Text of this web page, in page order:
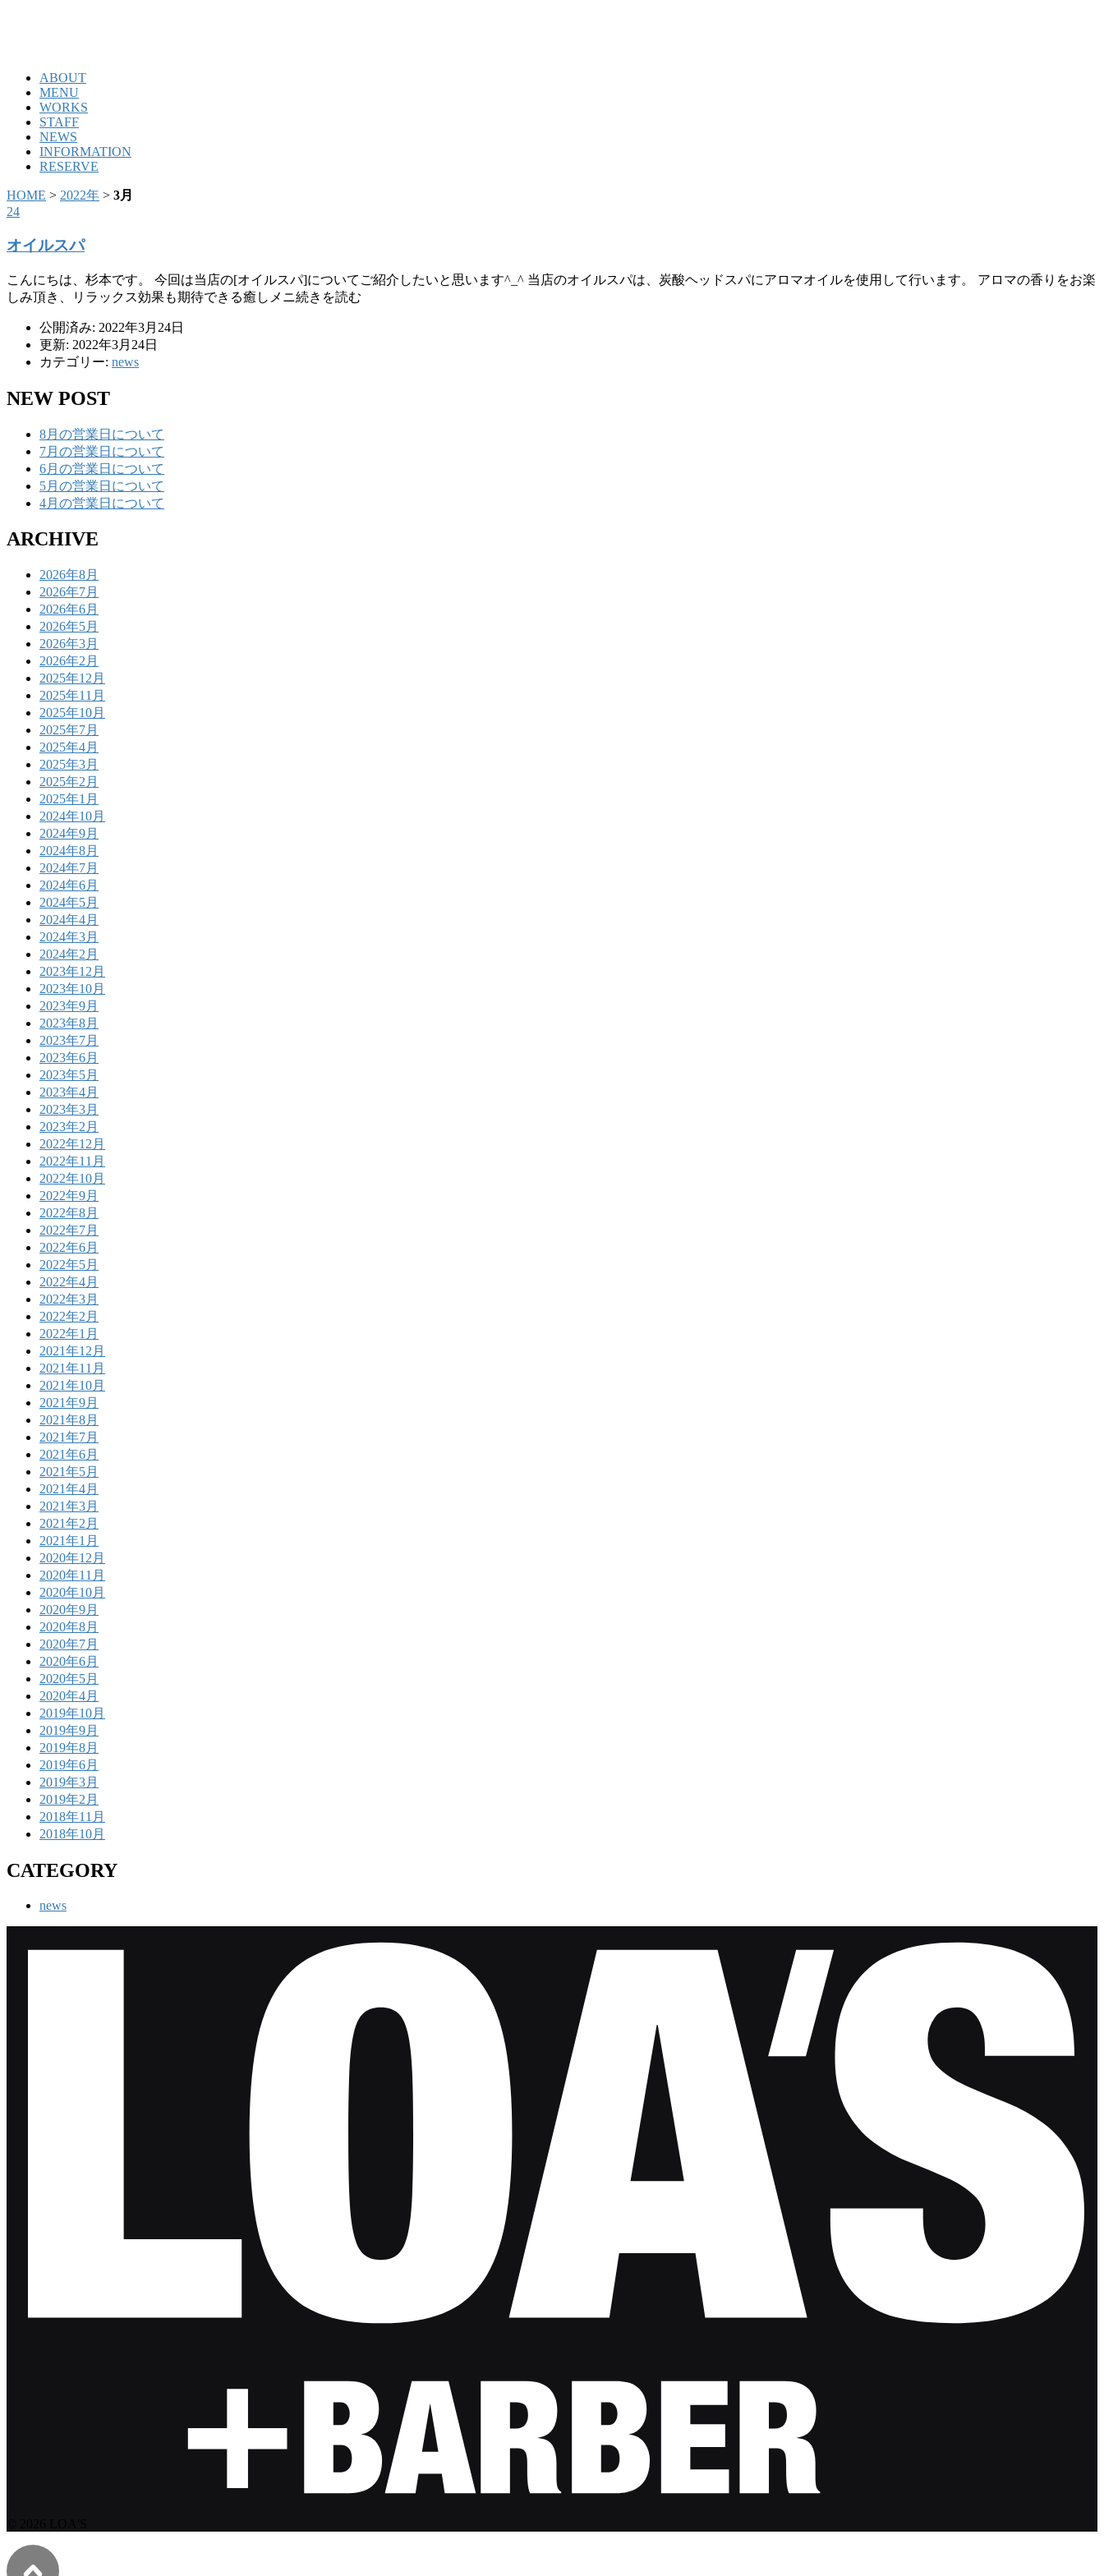
ABOUT
MENU
WORKS
STAFF
NEWS
INFORMATION
RESERVE
HOME > 2022年 > 3月
24
オイルスパ
こんにちは、杉本です。 今回は当店の[オイルスパ]についてご紹介したいと思います^_^ 当店のオイルスパは、炭酸ヘッドスパにアロマオイルを使用して行います。 アロマの香りをお楽
しみ頂き、リラックス効果も期待できる癒しメニ続きを読む
公開済み: 2022年3月24日
更新: 2022年3月24日
カテゴリー: news
NEW POST
8月の営業日について
7月の営業日について
6月の営業日について
5月の営業日について
4月の営業日について
ARCHIVE
2026年8月
2026年7月
2026年6月
2026年5月
2026年3月
2026年2月
2025年12月
2025年11月
2025年10月
2025年7月
2025年4月
2025年3月
2025年2月
2025年1月
2024年10月
2024年9月
2024年8月
2024年7月
2024年6月
2024年5月
2024年4月
2024年3月
2024年2月
2023年12月
2023年10月
2023年9月
2023年8月
2023年7月
2023年6月
2023年5月
2023年4月
2023年3月
2023年2月
2022年12月
2022年11月
2022年10月
2022年9月
2022年8月
2022年7月
2022年6月
2022年5月
2022年4月
2022年3月
2022年2月
2022年1月
2021年12月
2021年11月
2021年10月
2021年9月
2021年8月
2021年7月
2021年6月
2021年5月
2021年4月
2021年3月
2021年2月
2021年1月
2020年12月
2020年11月
2020年10月
2020年9月
2020年8月
2020年7月
2020年6月
2020年5月
2020年4月
2019年10月
2019年9月
2019年8月
2019年6月
2019年3月
2019年2月
2018年11月
2018年10月
CATEGORY
news